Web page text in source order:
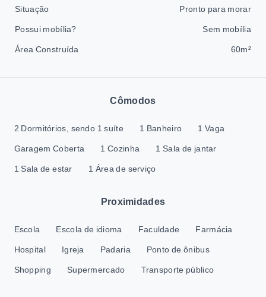
Cômodos
2 Dormitórios, sendo 1 suíte 1 Banheiro 1 Vaga
Garagem Coberta 1 Cozinha 1 Sala de jantar
1 Sala de estar 1 Área de serviço
Proximidades
Escola Escola de idioma Faculdade Farmácia
Hospital Igreja Padaria Ponto de ônibus
Shopping Supermercado Transporte público
Situação Pronto para morar
Possui mobília? Sem mobília
Área Construída 60m²